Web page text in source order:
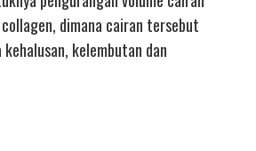
dimana cairan tersebut
kelembutan dan